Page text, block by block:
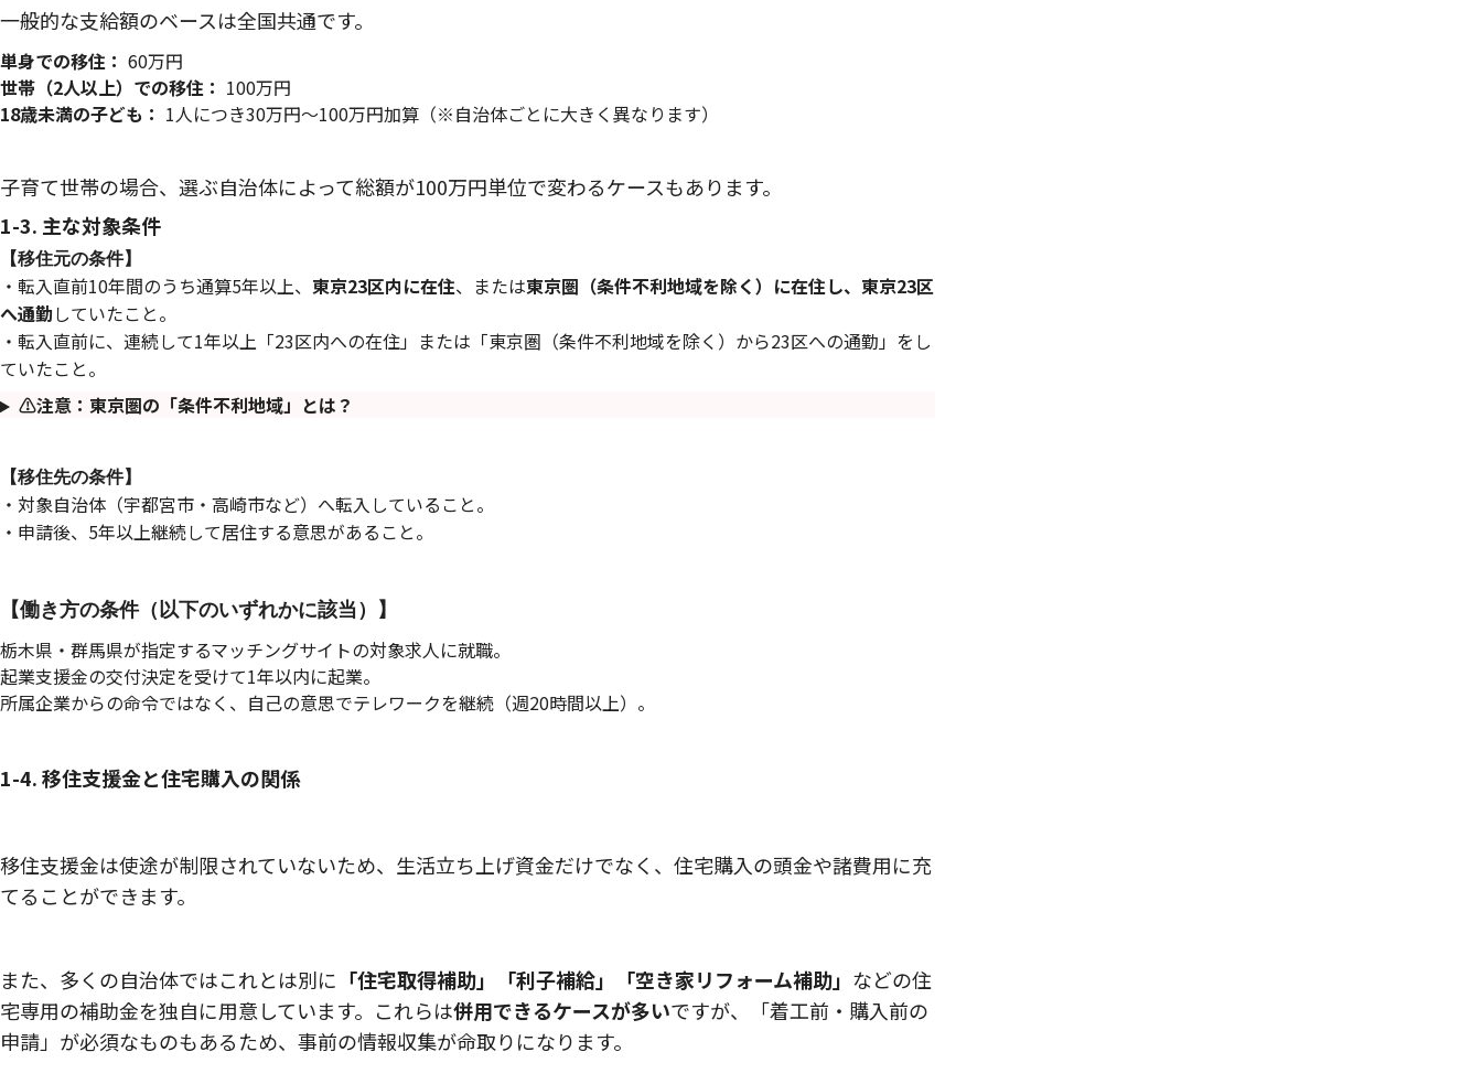
一般的な支給額のベースは全国共通です。
単身での移住： 60万円
世帯（2人以上）での移住： 100万円
18歳未満の子ども： 1人につき30万円〜100万円加算（※自治体ごとに大きく異なります）
子育て世帯の場合、選ぶ自治体によって総額が100万円単位で変わるケースもあります。
1-3. 主な対象条件
【移住元の条件】
・転入直前10年間のうち通算5年以上、 東京23区内に在住、または東京圏（条件不利地域を除く）に在住し、東京23区
へ通勤していたこと。
・転入直前に、連続して1年以上「23区内への在住」または「東京圏（条件不利地域を除く）から23区への通勤」をし
ていたこと。
⚠️注意：東京圏の「条件不利地域」とは？
【移住先の条件】
・対象自治体（宇都宮市・高崎市など）へ転入していること。
・申請後、5年以上継続して居住する意思があること。
【働き方の条件（以下のいずれかに該当）】
栃木県・群馬県が指定するマッチングサイトの対象求人に就職。
起業支援金の交付決定を受けて1年以内に起業。
所属企業からの命令ではなく、自己の意思でテレワークを継続（週20時間以上）。
1-4. 移住支援金と住宅購入の関係
移住支援金は使途が制限されていないため、生活立ち上げ資金だけでなく、住宅購入の頭金や諸費用に充
てることができます。
また、多くの自治体ではこれとは別に 「住宅取得補助」「利子補給」「空き家リフォーム補助」 などの住
宅専用の補助金を独自に用意しています。これらは併用できるケースが多いですが、「着工前・購入前の
申請」が必須なものもあるため、事前の情報収集が命取りになります。